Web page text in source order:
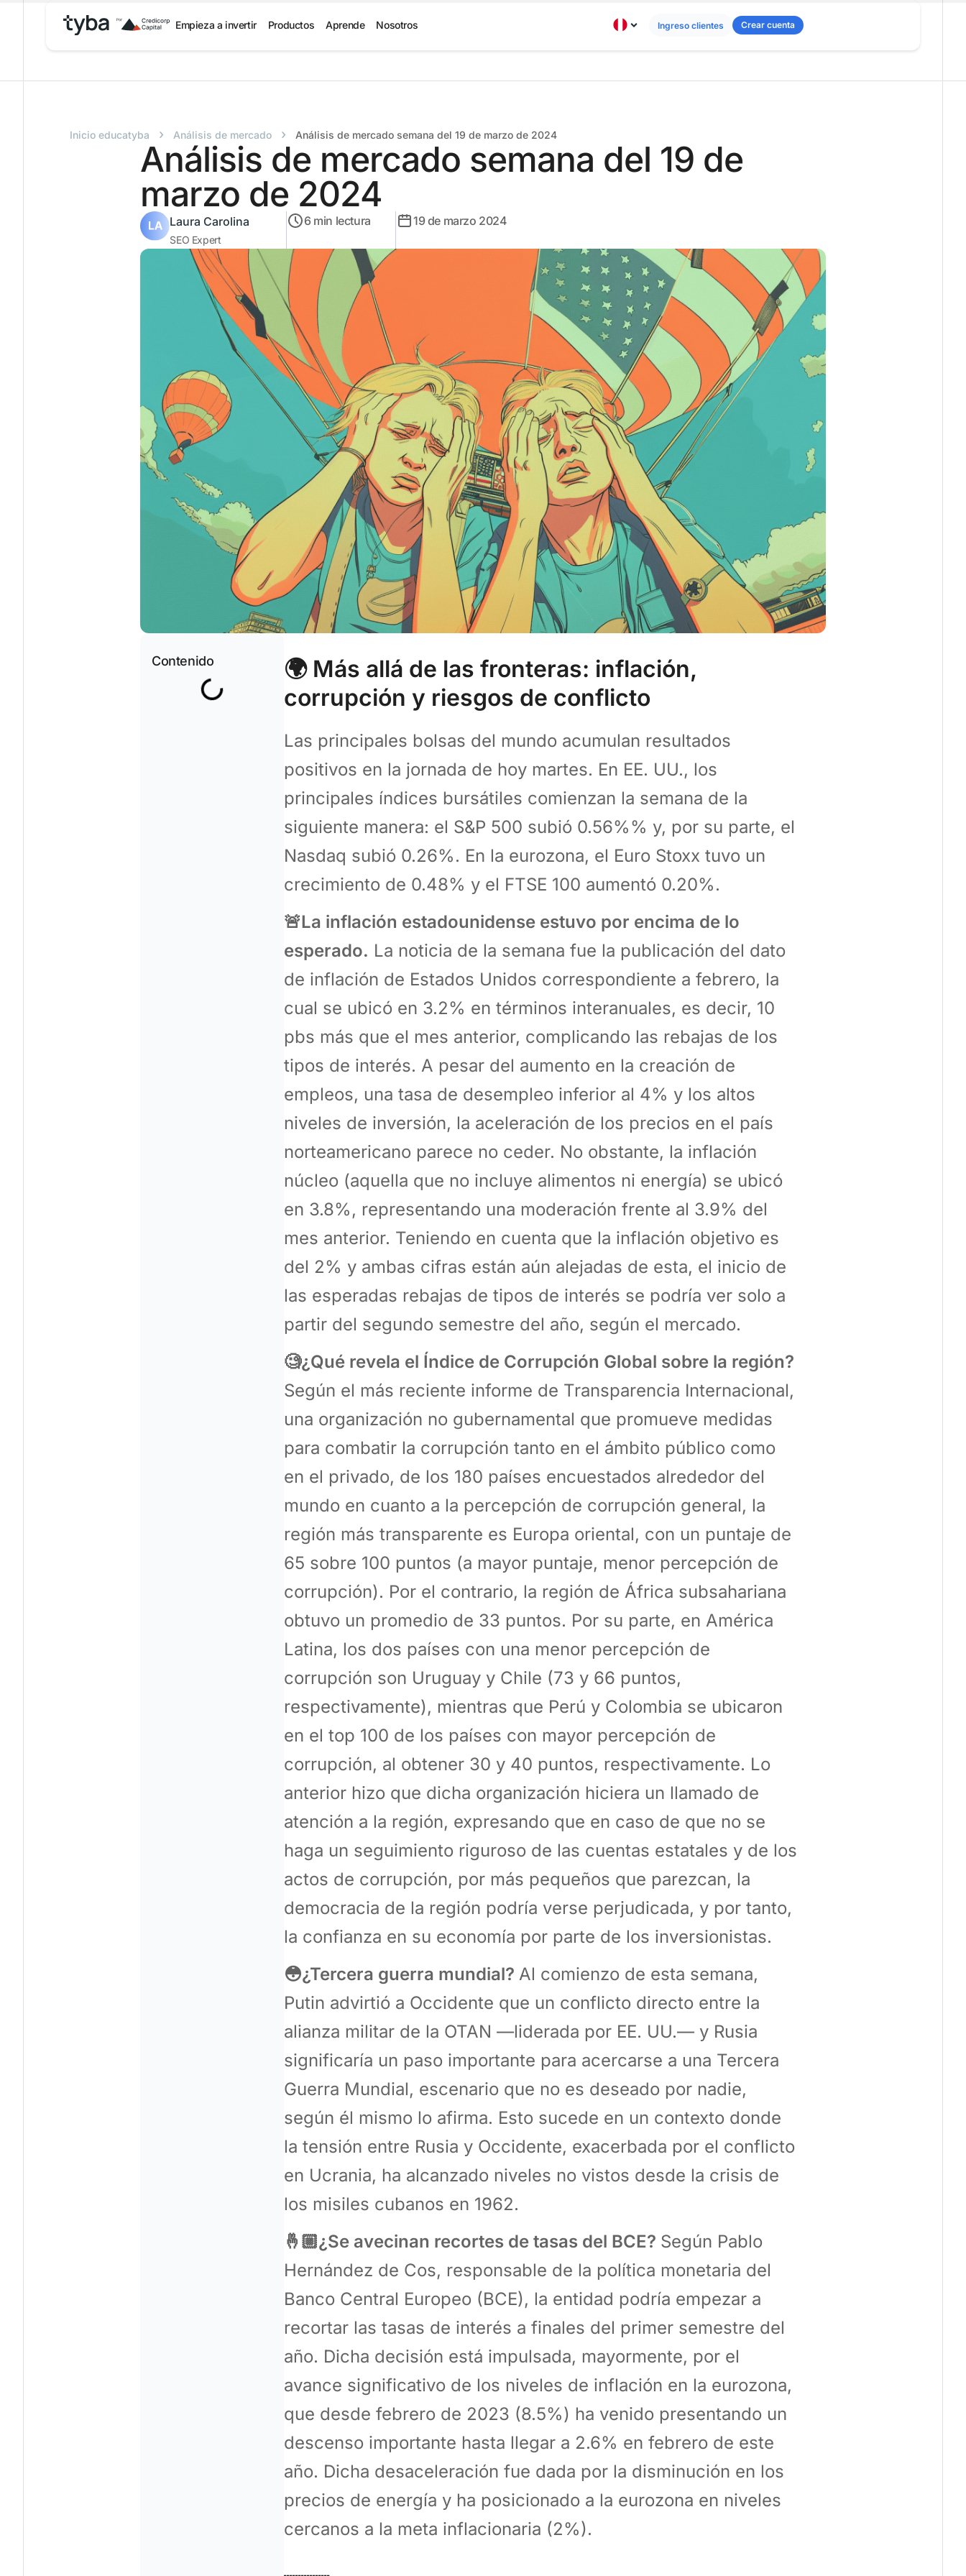
Empieza a invertir Productos Aprende Nosotros Ingreso clientes Crear cuenta
Inicio educatyba › Análisis de mercado › Análisis de mercado semana del 19 de marzo de 2024
Análisis de mercado semana del 19 de
marzo de 2024
Laura Carolina
SEO Expert
6 min lectura 19 de marzo 2024
Contenido
🌍 Más allá de las fronteras: inflación,
corrupción y riesgos de conflicto
Las principales bolsas del mundo acumulan resultados
positivos en la jornada de hoy martes. En EE. UU., los
principales índices bursátiles comienzan la semana de la
siguiente manera: el S&P 500 subió 0.56%% y, por su parte, el
Nasdaq subió 0.26%. En la eurozona, el Euro Stoxx tuvo un
crecimiento de 0.48% y el FTSE 100 aumentó 0.20%.
🚨La inflación estadounidense estuvo por encima de lo
esperado. La noticia de la semana fue la publicación del dato
de inflación de Estados Unidos correspondiente a febrero, la
cual se ubicó en 3.2% en términos interanuales, es decir, 10
pbs más que el mes anterior, complicando las rebajas de los
tipos de interés. A pesar del aumento en la creación de
empleos, una tasa de desempleo inferior al 4% y los altos
niveles de inversión, la aceleración de los precios en el país
norteamericano parece no ceder. No obstante, la inflación
núcleo (aquella que no incluye alimentos ni energía) se ubicó
en 3.8%, representando una moderación frente al 3.9% del
mes anterior. Teniendo en cuenta que la inflación objetivo es
del 2% y ambas cifras están aún alejadas de esta, el inicio de
las esperadas rebajas de tipos de interés se podría ver solo a
partir del segundo semestre del año, según el mercado.
🧐¿Qué revela el Índice de Corrupción Global sobre la región?
Según el más reciente informe de Transparencia Internacional,
una organización no gubernamental que promueve medidas
para combatir la corrupción tanto en el ámbito público como
en el privado, de los 180 países encuestados alrededor del
mundo en cuanto a la percepción de corrupción general, la
región más transparente es Europa oriental, con un puntaje de
65 sobre 100 puntos (a mayor puntaje, menor percepción de
corrupción). Por el contrario, la región de África subsahariana
obtuvo un promedio de 33 puntos. Por su parte, en América
Latina, los dos países con una menor percepción de
corrupción son Uruguay y Chile (73 y 66 puntos,
respectivamente), mientras que Perú y Colombia se ubicaron
en el top 100 de los países con mayor percepción de
corrupción, al obtener 30 y 40 puntos, respectivamente. Lo
anterior hizo que dicha organización hiciera un llamado de
atención a la región, expresando que en caso de que no se
haga un seguimiento riguroso de las cuentas estatales y de los
actos de corrupción, por más pequeños que parezcan, la
democracia de la región podría verse perjudicada, y por tanto,
la confianza en su economía por parte de los inversionistas.
😳¿Tercera guerra mundial? Al comienzo de esta semana,
Putin advirtió a Occidente que un conflicto directo entre la
alianza militar de la OTAN —liderada por EE. UU.— y Rusia
significaría un paso importante para acercarse a una Tercera
Guerra Mundial, escenario que no es deseado por nadie,
según él mismo lo afirma. Esto sucede en un contexto donde
la tensión entre Rusia y Occidente, exacerbada por el conflicto
en Ucrania, ha alcanzado niveles no vistos desde la crisis de
los misiles cubanos en 1962.
🤞🏼¿Se avecinan recortes de tasas del BCE? Según Pablo
Hernández de Cos, responsable de la política monetaria del
Banco Central Europeo (BCE), la entidad podría empezar a
recortar las tasas de interés a finales del primer semestre del
año. Dicha decisión está impulsada, mayormente, por el
avance significativo de los niveles de inflación en la eurozona,
que desde febrero de 2023 (8.5%) ha venido presentando un
descenso importante hasta llegar a 2.6% en febrero de este
año. Dicha desaceleración fue dada por la disminución en los
precios de energía y ha posicionado a la eurozona en niveles
cercanos a la meta inflacionaria (2%).